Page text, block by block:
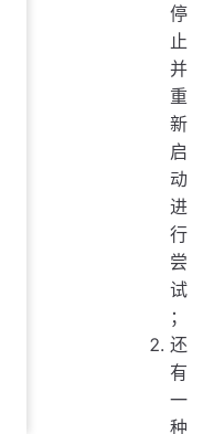
停
止
并
重
新
启
动
进
行
尝
试
；
还
有
一
种